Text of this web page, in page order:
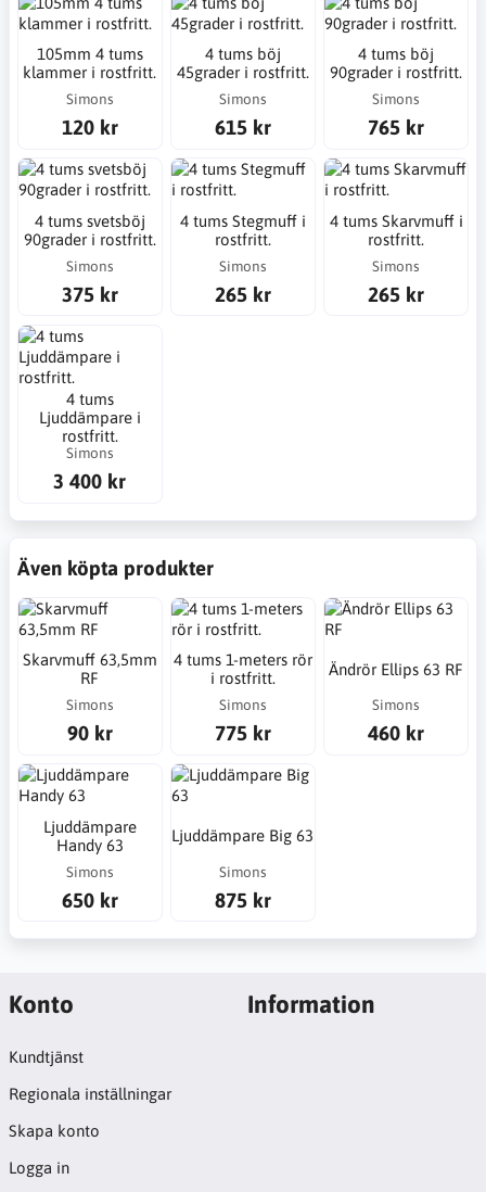
105mm 4 tums
klammer i rostfritt.
Simons
120 kr
4 tums böj
45grader i rostfritt.
Simons
615 kr
4 tums böj
90grader i rostfritt.
Simons
765 kr
4 tums svetsböj
90grader i rostfritt.
Simons
375 kr
4 tums Stegmuff i
rostfritt.
Simons
265 kr
4 tums Skarvmuff i
rostfritt.
Simons
265 kr
4 tums
Ljuddämpare i
rostfritt.
Simons
3 400 kr
Även köpta produkter
Skarvmuff 63,5mm
RF
Simons
90 kr
4 tums 1-meters rör
i rostfritt.
Simons
775 kr
Ändrör Ellips 63 RF
Simons
460 kr
Ljuddämpare
Handy 63
Simons
650 kr
Ljuddämpare Big 63
Simons
875 kr
Konto
Kundtjänst
Regionala inställningar
Skapa konto
Logga in
Information